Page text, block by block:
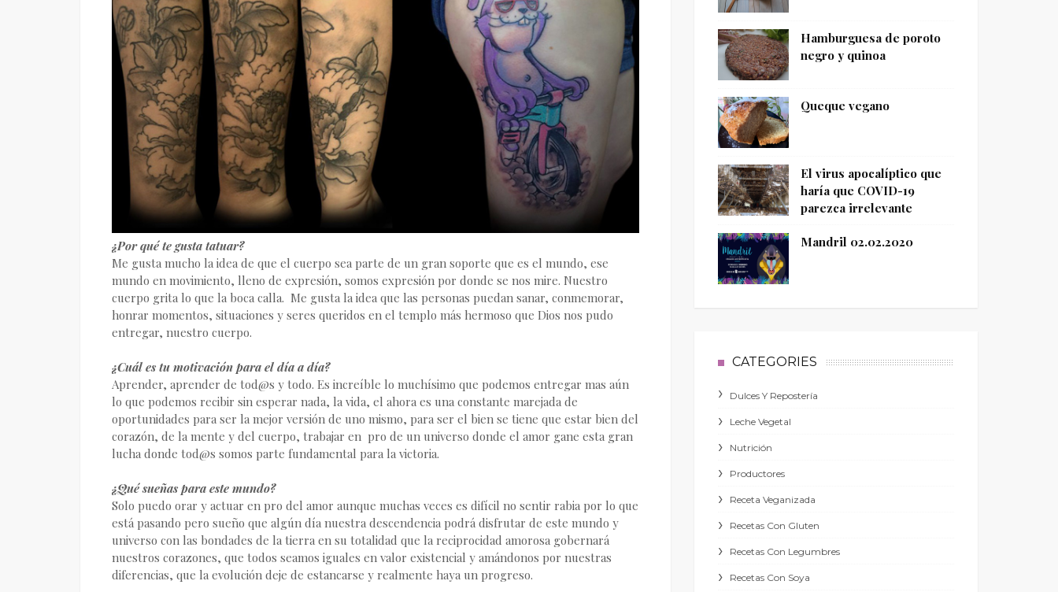
¿Por qué te gusta tatuar?
Me gusta mucho la idea de que el cuerpo sea parte de un gran soporte que es el mundo, ese
mundo en movimiento, lleno de expresión, somos expresión por donde se nos mire. Nuestro
cuerpo grita lo que la boca calla. Me gusta la idea que las personas puedan sanar, conmemorar,
honrar momentos, situaciones y seres queridos en el templo más hermoso que Dios nos pudo
entregar, nuestro cuerpo.
¿Cuál es tu motivación para el día a día?
Aprender, aprender de tod@s y todo. Es increíble lo muchísimo que podemos entregar mas aún
lo que podemos recibir sin esperar nada, la vida, el ahora es una constante marejada de
oportunidades para ser la mejor versión de uno mismo, para ser el bien se tiene que estar bien del
corazón, de la mente y del cuerpo, trabajar en pro de un universo donde el amor gane esta gran
lucha donde tod@s somos parte fundamental para la victoria.
¿Qué sueñas para este mundo?
Solo puedo orar y actuar en pro del amor aunque muchas veces es difícil no sentir rabia por lo que
está pasando pero sueño que algún día nuestra descendencia podrá disfrutar de este mundo y
universo con las bondades de la tierra en su totalidad que la reciprocidad amorosa gobernará
nuestros corazones, que todos seamos iguales en valor existencial y amándonos por nuestras
diferencias, que la evolución deje de estancarse y realmente haya un progreso.
Hamburguesa de poroto
negro y quinoa
Queque vegano
El virus apocalíptico que
haría que COVID-19
parezca irrelevante
Mandril 02.02.2020
CATEGORIES
Dulces Y Repostería
Leche Vegetal
Nutrición
Productores
Receta Veganizada
Recetas Con Gluten
Recetas Con Legumbres
Recetas Con Soya